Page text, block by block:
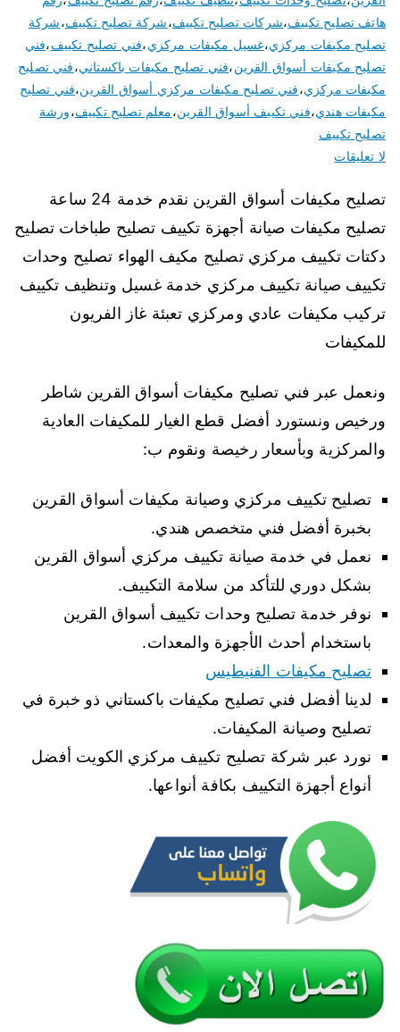
هاتف تصليح تكييف،شركات تصليح تكييف،شركة تصليح تكييف،شركة
تصليح مكيفات مركزي،غسيل مكيفات مركزي،فني تصليح تكييف،فني
تصليح مكيفات أسواق القرين،فني تصليح مكيفات باكستاني،فني تصليح
مكيفات مركزي،فني تصليح مكيفات مركزي أسواق القرين،فني تصليح
مكيفات هندي،فني تكييف أسواق القرين،معلم تصليح تكييف،ورشة
تصليح تكييف
لا تعليقات
تصليح مكيفات أسواق القرين نقدم خدمة 24 ساعة
تصليح مكيفات صيانة أجهزة تكييف تصليح طباخات تصليح
دكتات تكييف مركزي تصليح مكيف الهواء تصليح وحدات
تكييف صيانة تكييف مركزي خدمة غسيل وتنظيف تكييف
تركيب مكيفات عادي ومركزي تعبئة غاز الفريون
للمكيفات
ونعمل عبر فني تصليح مكيفات أسواق القرين شاطر
ورخيص ونستورد أفضل قطع الغيار للمكيفات العادية
والمركزية وبأسعار رخيصة ونقوم ب:
تصليح تكييف مركزي وصيانة مكيفات أسواق القرين
بخبرة أفضل فني متخصص هندي.
نعمل في خدمة صيانة تكييف مركزي أسواق القرين
بشكل دوري للتأكد من سلامة التكييف.
نوفر خدمة تصليح وحدات تكييف أسواق القرين
باستخدام أحدث الأجهزة والمعدات.
تصليح مكيفات الفنيطيس
لدينا أفضل فني تصليح مكيفات باكستاني ذو خبرة في
تصليح وصيانة المكيفات.
نورد عبر شركة تصليح تكييف مركزي الكويت أفضل
أنواع أجهزة التكييف بكافة أنواعها.